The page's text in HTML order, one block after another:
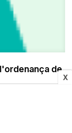
X
de